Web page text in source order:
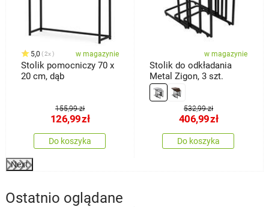
5,0 2x w magazynie
Stolik pomocniczy 70 x
20 cm, dąb
155,99 zł
126,99zł
Do koszyka
w magazynie
Stolik do odkładania
Metal Zigon, 3 szt.
532,99 zł
406,99zł
Do koszyka
Next
Ostatnio oglądane